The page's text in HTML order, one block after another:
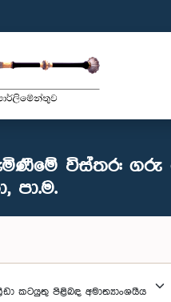
විස්තර: ගරු
පා.ම.